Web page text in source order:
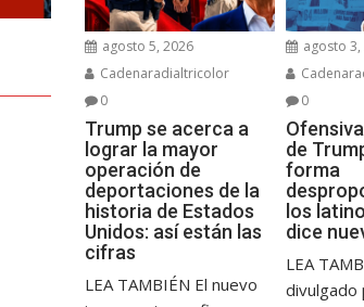
agosto 5, 2026
Cadenaradialtricolor
0
Trump se acerca a
lograr la mayor
operación de
deportaciones de la
historia de Estados
Unidos: así están las
cifras
LEA TAMBIÉN El nuevo
agosto 3,
0
de
forma
los
dice
LEA
divulgado